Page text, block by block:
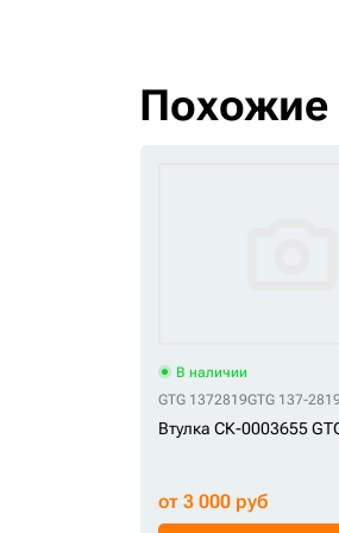
Похожие
В наличии
GTG 1372819GTG 137-
Втулка СК-0003655
от 3 000 руб